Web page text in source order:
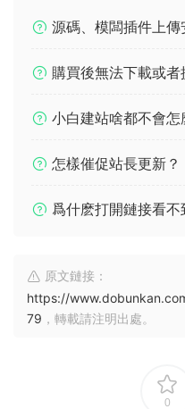
源碼、模闆插件上傳
購買後無法下載或者
小白建站啥都不會怎
怎樣催促站長更新？
爲什麽打開鏈接看不
原文鏈接：
https://
79 ，轉載請注明出處。
0